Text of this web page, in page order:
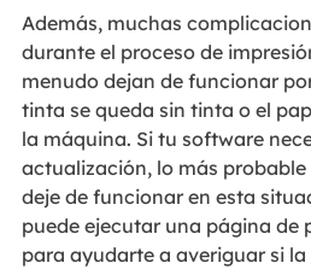
Además, muchas
durante el proceso de
menudo dejan de funcionar
tinta se queda sin tinta o el
la máquina. Si tu software
actualización, lo más
deje de funcionar en esta
puede ejecutar una página de
para ayudarte a averiguar si